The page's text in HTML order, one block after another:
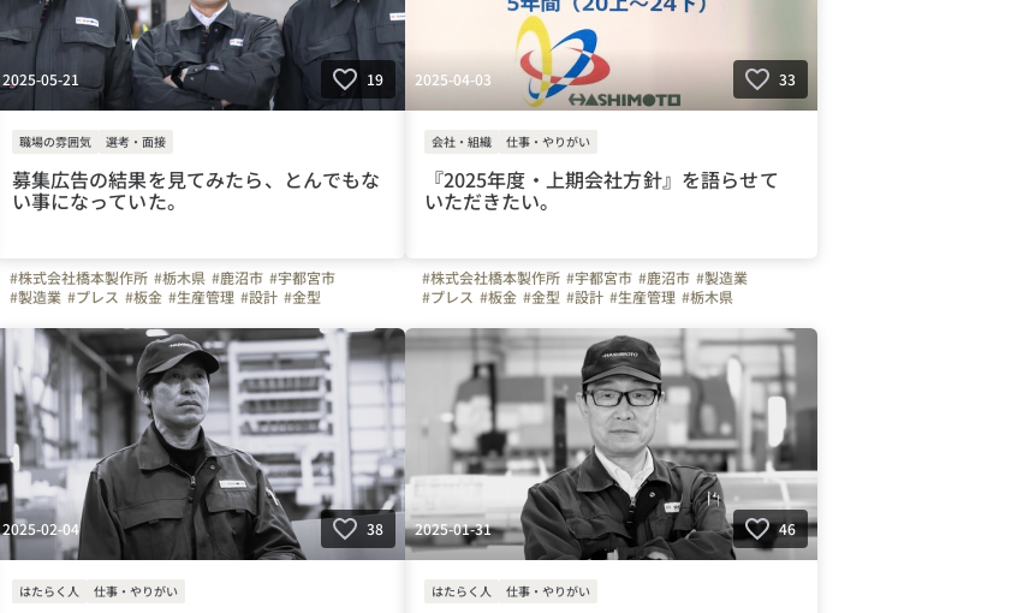
2025-05-21 19
職場の雰囲気 選考・面接
募集広告の結果を見てみたら、とんでもな
い事になっていた。
#株式会社橋本製作所 #栃木県 #鹿沼市 #宇都宮市
#製造業 #プレス #板金 #生産管理 #設計 #金型
#冷暖房完備 #車通勤 #ガソリン代全額支給 #週休二日制
#面接日応相談 #土曜日面接可 #WEB面接可 #社長
#弊社のすごいところ #社員紹介
2025-04-03 33
会社・組織 仕事・やりがい
『2025年度・上期会社方針』を語らせて
いただきたい。
#株式会社橋本製作所 #宇都宮市 #鹿沼市 #製造業
#プレス #板金 #金型 #設計 #生産管理 #栃木県
#50代 #冷暖房完備 #車通勤 #ガソリン代全額支給
#週休二日制 #面接日応相談 #土曜日面接可 #育休
#パパ育休
#社長
2025-02-04 38
はたらく人 仕事・やりがい
2025-01-31 46
はたらく人 仕事・やりがい